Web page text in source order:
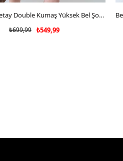
SEPETE EKLE
Bel Kemer Detay Double Kumaş Yüksek Bel Şort Acı Kahve 2228
₺549,99
₺699,99